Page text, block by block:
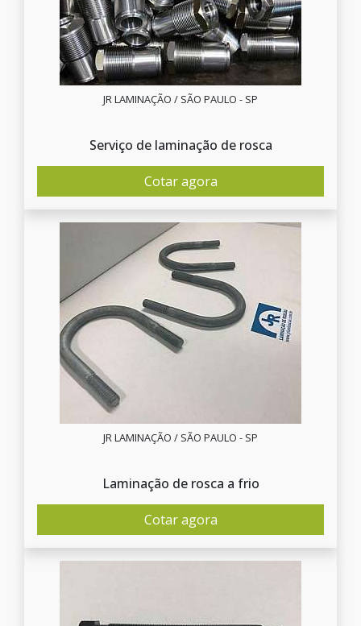
JR LAMINAÇÃO / SÃO PAULO - SP
Serviço de laminação de rosca
Cotar agora
JR LAMINAÇÃO / SÃO PAULO - SP
Laminação de rosca a frio
Cotar agora